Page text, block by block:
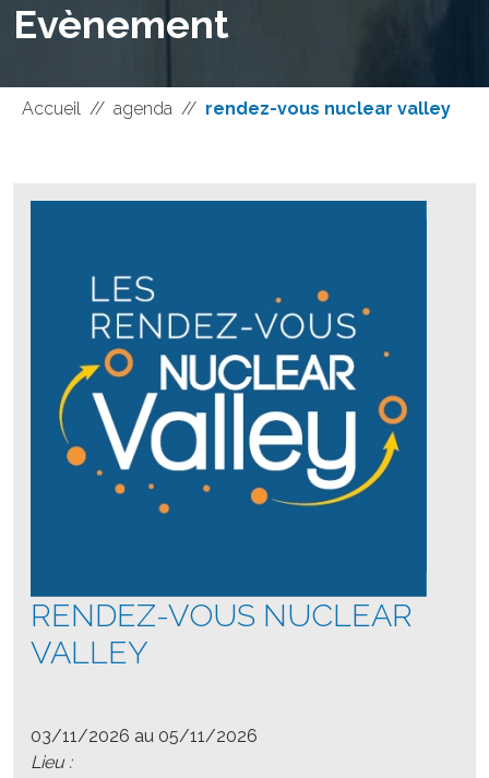
Evènement
Accueil // agenda // rendez-vous nuclear valley
RENDEZ-VOUS NUCLEAR
VALLEY
03/11/2026 au 05/11/2026
Lieu :